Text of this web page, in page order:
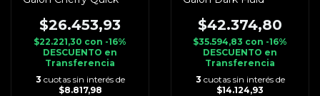
$26.453,93
$22.221,30 con -16%
DESCUENTO en
Transferencia
3 cuotas sin interés de
$8.817,98
$42.374,80
$35.594,83 con -16%
DESCUENTO en
Transferencia
3 cuotas sin interés de
$14.124,93